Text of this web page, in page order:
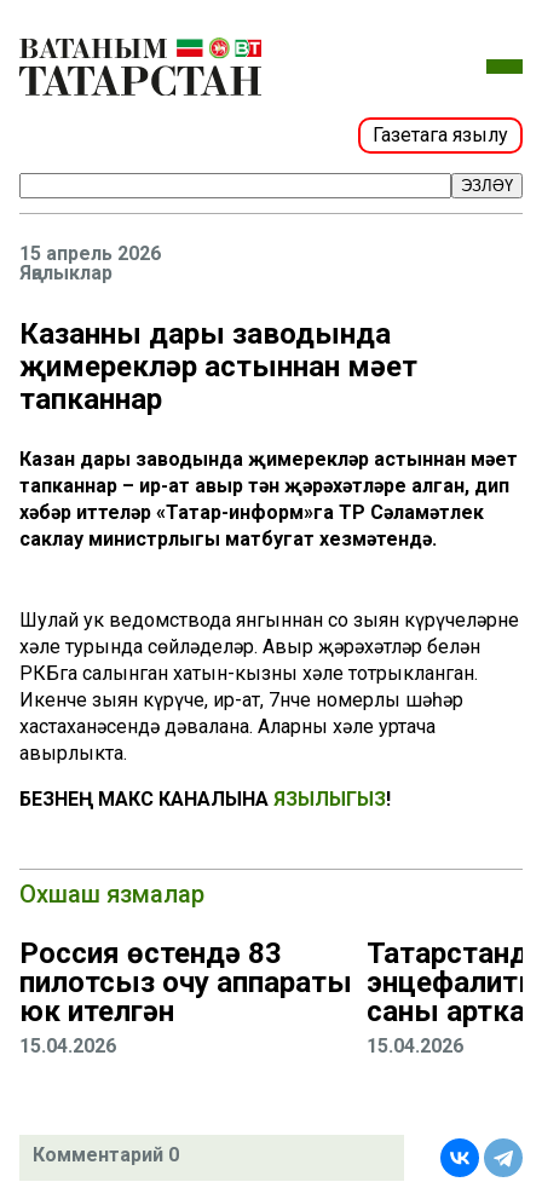
Газетага язылу
ЭЗЛӘҮ
15 апрель 2026
Яңалыклар
Казанның дары заводында
җимерекләр астыннан мәет
тапканнар
Казан дары заводында җимерекләр астыннан мәет
тапканнар – ир-ат авыр тән җәрәхәтләре алган, дип
хәбәр иттеләр «Татар-информ»га ТР Сәламәтлек
саклау министрлыгы матбугат хезмәтендә.
Шулай ук ведомствода янгыннан соң зыян күрүчеләрнең
хәле турында сөйләделәр. Авыр җәрәхәтләр белән
РКБга салынган хатын-кызның хәле тотрыкланган.
Икенче зыян күрүче, ир-ат, 7нче номерлы шәһәр
хастаханәсендә дәвалана. Аларның хәле уртача
авырлыкта.
БЕЗНЕҢ МАКС КАНАЛЫНА ЯЗЫЛЫГЫЗ!
Охшаш язмалар
Россия өстендә 83
пилотсыз очу аппараты
юк ителгән
15.04.2026
саны арткан
15.04.2026
Комментарий 0